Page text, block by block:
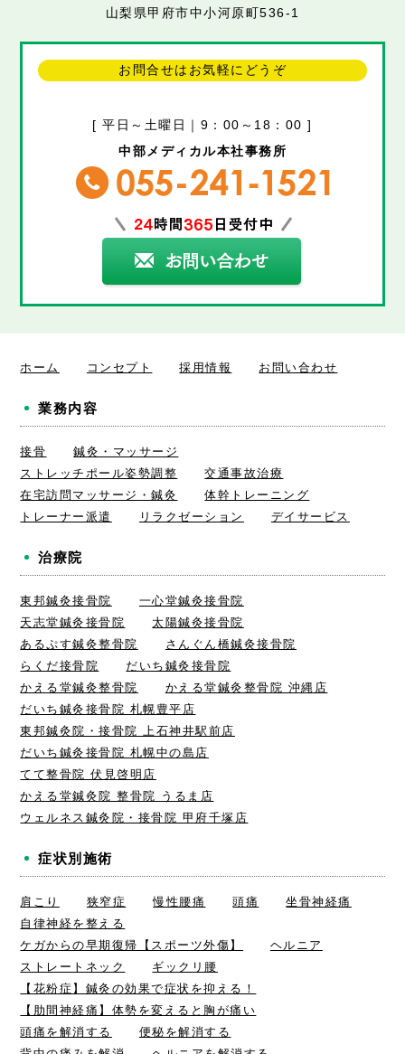
山梨県甲府市中小河原町536-1
お問合せはお気軽にどうぞ
[ 平日～土曜日｜9：00～18：00 ]
中部メディカル本社事務所
ホーム コンセプト 採用情報 お問い合わせ
業務内容
接骨
鍼灸・マッサージ
ストレッチポール姿勢調整
交通事故治療
在宅訪問マッサージ・鍼灸
体幹トレーニング
トレーナー派遣
リラクゼーション デイサービス
治療院
東邦鍼灸接骨院
一心堂鍼灸接骨院
天志堂鍼灸接骨院
太陽鍼灸接骨院
あるぷす鍼灸整骨院
さんぐん橋鍼灸接骨院
らくだ接骨院
だいち鍼灸接骨院
かえる堂鍼灸整骨院
かえる堂鍼灸整骨院 沖縄店
だいち鍼灸接骨院 札幌豊平店
東邦鍼灸院・接骨院 上石神井駅前店
だいち鍼灸接骨院 札幌中の島店
てて整骨院 伏見啓明店
かえる堂鍼灸院 整骨院 うるま店
ウェルネス鍼灸院・接骨院 甲府千塚店
症状別施術
肩こり 狭窄症 慢性腰痛 頭痛
坐骨神経痛
自律神経を整える
ケガからの早期復帰【スポーツ外傷】
ヘルニア
ストレートネック
ギックリ腰
【花粉症】鍼灸の効果で症状を抑える！
【肋間神経痛】体勢を変えると胸が痛い
頭痛を解消する
便秘を解消する